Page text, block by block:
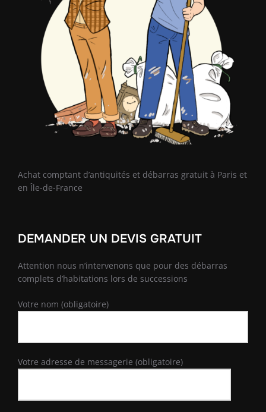
Achat comptant d’antiquités et débarras gratuit à Paris et
en Île-de-France
DEMANDER UN DEVIS GRATUIT
Attention nous n’intervenons que pour des débarras
complets d’habitations lors de successions
Votre nom (obligatoire)
Votre adresse de messagerie (obligatoire)